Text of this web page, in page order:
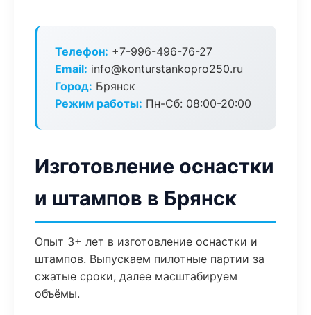
Телефон: +7-996-496-76-27
Email: info@konturstankopro250.ru
Город: Брянск
Режим работы: Пн-Сб: 08:00-20:00
Изготовление оснастки
и штампов в Брянск
Опыт 3+ лет в изготовление оснастки и
штампов. Выпускаем пилотные партии за
сжатые сроки, далее масштабируем
объёмы.